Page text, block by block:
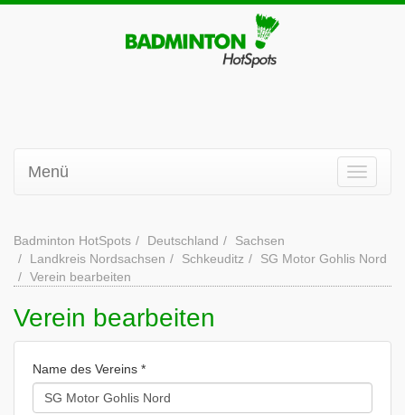
Menü
Badminton HotSpots Deutschland
Sachsen
Landkreis Nordsachsen
Schkeuditz
SG Motor Gohlis Nord
Verein bearbeiten
Verein bearbeiten
Name des Vereins *